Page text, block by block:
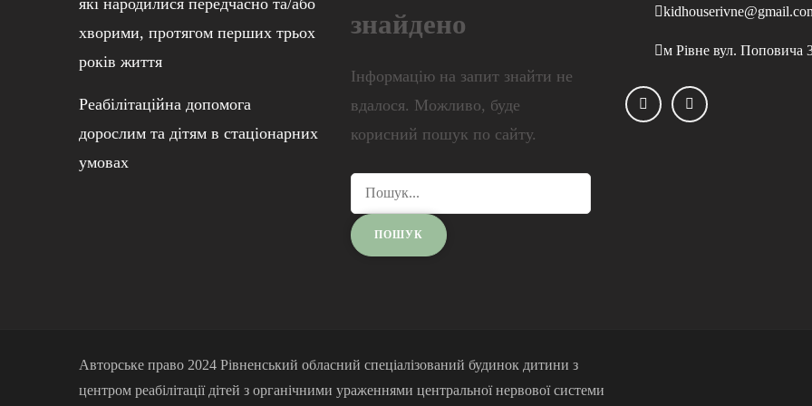
хворими, протягом перших трьох
років життя
Реабілітаційна допомога
дорослим та дітям в стаціонарних
умовах
знайдено
Інформацію на запит знайти не
вдалося. Можливо, буде
корисний пошук по сайту.
м Рівне вул. Поповича
Авторське право 2024 Рівненський обласний спеціалізований будинок дитини з
центром реабілітації дітей з органічними ураженнями центральної нервової системи